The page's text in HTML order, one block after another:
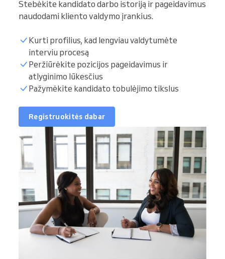
Stebėkite kandidato darbo istoriją ir pageidavimus
naudodami kliento valdymo įrankius.
Kurti profilius, kad lengviau valdytumėte
interviu procesą
Peržiūrėkite pozicijos pageidavimus ir
atlyginimo lūkesčius
Pažymėkite kandidato tobulėjimo tikslus
Registruokitės dabar